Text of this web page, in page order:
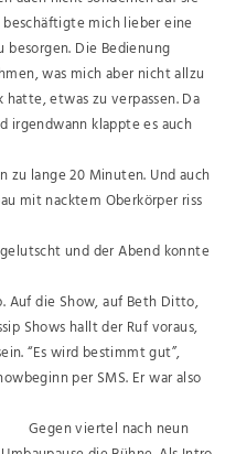
mich lieber eine
Die Bedienung
was mich aber nicht allzu
etwas zu verpassen. Da
irgendwann klappte es auch
lange 20 Minuten. Und auch
mit nacktem Oberkörper riss
und der Abend konnte
Auf die Show, auf Beth Ditto,
Shows hallt der Ruf voraus,
“Es wird bestimmt gut”,
per SMS. Er war also
Gegen viertel nach neun